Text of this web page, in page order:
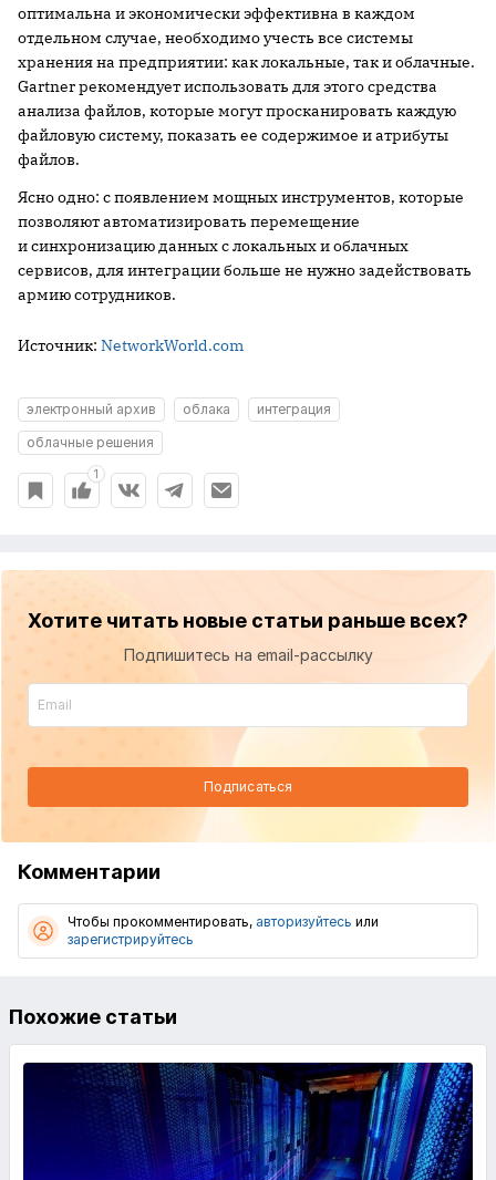
оптимальна и экономически эффективна в каждом
отдельном случае, необходимо учесть все системы
хранения на предприятии: как локальные, так и облачные.
Gartner рекомендует использовать для этого средства
анализа файлов, которые могут просканировать каждую
файловую систему, показать ее содержимое и атрибуты
файлов.
Ясно одно: с появлением мощных инструментов, которые
позволяют автоматизировать перемещение
и синхронизацию данных с локальных и облачных
сервисов, для интеграции больше не нужно задействовать
армию сотрудников.
Источник: NetworkWorld.com
электронный архив облака
интеграция
облачные решения
1
Хотите читать новые статьи раньше всех?
Подпишитесь на email-рассылку
Подписаться
Комментарии
Чтобы прокомментировать, авторизуйтесь или
зарегистрируйтесь
Похожие статьи